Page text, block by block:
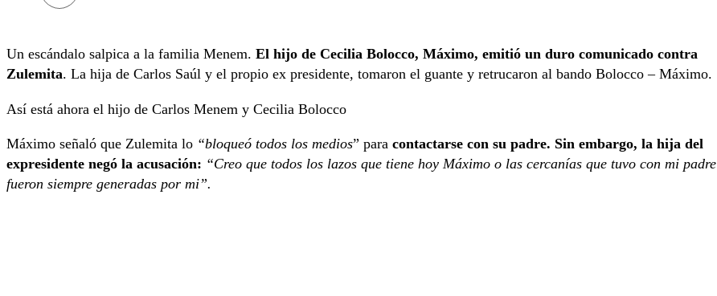
Un escándalo salpica a la familia Menem. El hijo de Cecilia Bolocco, Máximo, emitió un duro comunicado contra
Zulemita. La hija de Carlos Saúl y el propio ex presidente, tomaron el guante y retrucaron al bando Bolocco – Máximo.
Así está ahora el hijo de Carlos Menem y Cecilia Bolocco
Máximo señaló que Zulemita lo “bloqueó todos los medios” para contactarse con su padre. Sin embargo, la hija del
expresidente negó la acusación: “Creo que todos los lazos que tiene hoy Máximo o las cercanías que tuvo con mi padre
fueron siempre generadas por mi”.